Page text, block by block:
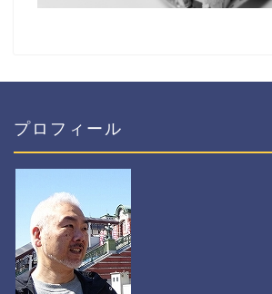
プロフィール